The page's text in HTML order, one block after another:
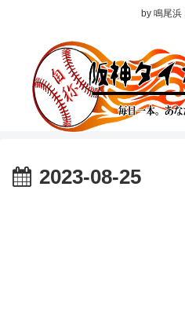
by 鳴尾浜
2023-08-25